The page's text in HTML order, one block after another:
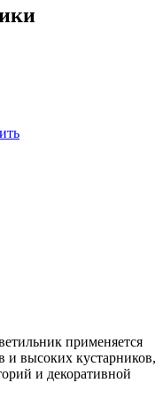
применяется
и высоких кустарников,
и декоративной